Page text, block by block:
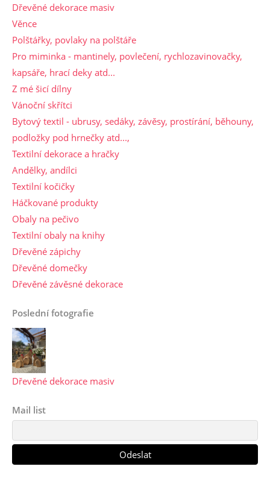
Dřevěné dekorace masiv
Věnce
Polštářky, povlaky na polštáře
Pro miminka - mantinely, povlečení, rychlozavinovačky,
kapsáře, hrací deky atd...
Z mé šicí dílny
Vánoční skřítci
Bytový textil - ubrusy, sedáky, závěsy, prostírání, běhouny,
podložky pod hrnečky atd...,
Textilní dekorace a hračky
Andělky, andílci
Textilní kočičky
Háčkované produkty
Obaly na pečivo
Textilní obaly na knihy
Dřevěné zápichy
Dřevěné domečky
Dřevěné závěsné dekorace
Poslední fotografie
Dřevěné dekorace masiv
Mail list